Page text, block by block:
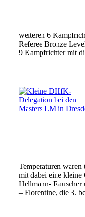
weiteren 6
Referee Bronze
9 Kampfrichter mit
Temperaturen waren
mit dabei eine
Hellmann-
– Florentine, die 3.